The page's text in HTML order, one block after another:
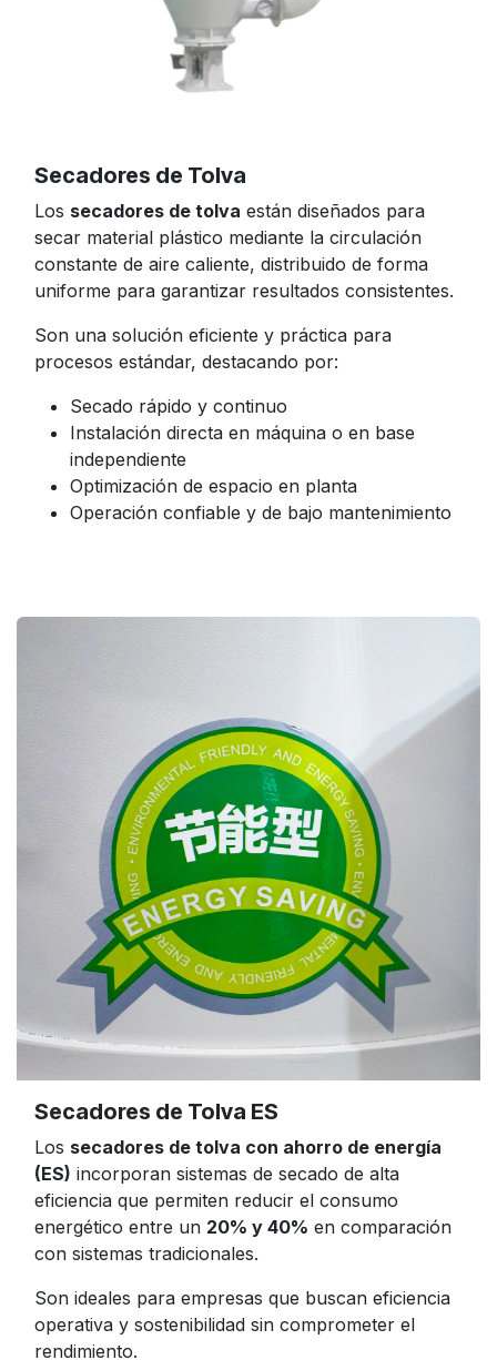
Secadores de Tolva
Los secadores de tolva están diseñados para
secar material plástico mediante la circulación
constante de aire caliente, distribuido de forma
uniforme para garantizar resultados consistentes.
Son una solución eficiente y práctica para
procesos estándar, destacando por:
Secado rápido y continuo
Instalación directa en máquina o en base
independiente
Optimización de espacio en planta
Operación confiable y de bajo mantenimiento
Secadores de Tolva ES
Los secadores de tolva con ahorro de energía
(ES) incorporan sistemas de secado de alta
eficiencia que permiten reducir el consumo
energético entre un 20% y 40% en comparación
con sistemas tradicionales.
Son ideales para empresas que buscan eficiencia
operativa y sostenibilidad sin comprometer el
rendimiento.